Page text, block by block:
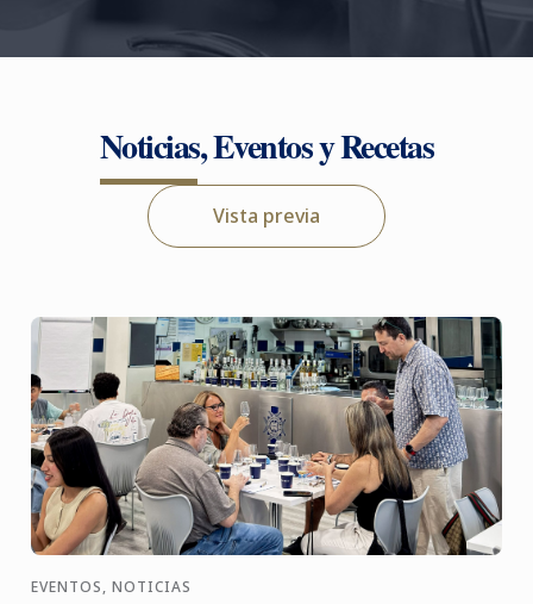
Noticias, Eventos y Recetas
Vista previa
EVENTOS, NOTICIAS